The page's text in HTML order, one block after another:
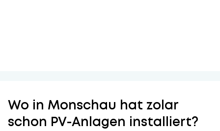
Wo in Monschau hat zolar
schon PV-Anlagen installiert?